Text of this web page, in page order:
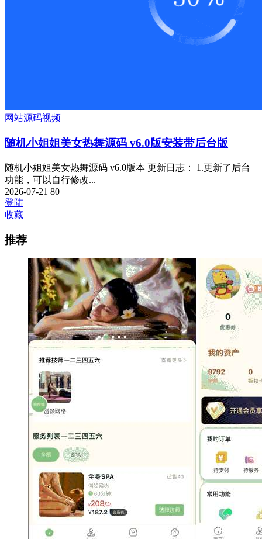
网站源码视频
随机小姐姐美女热舞源码 v6.0版安装带后台版
随机小姐姐美女热舞源码 v6.0版本 更新日志： 1.更新了后台
功能，可以自行修改...
2026-07-21 80
登陆
收藏
推荐